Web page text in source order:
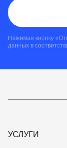
Нажимая кнопку
данных в
УСЛУГИ